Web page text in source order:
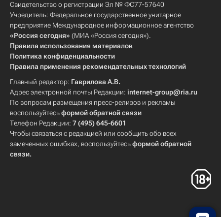
Свидетельство о регистрации Эл № ФС77-57640
Учредитель: Федеральное государственное унитарное
предприятие Международное информационное агентство
«Россия сегодня» (МИА «Россия сегодня»).
Правила использования материалов
Политика конфиденциальности
Правила применения рекомендательных технологий
Главный редактор: Гаврилова А.В.
Адрес электронной почты Редакции: internet-group@ria.ru
По вопросам размещения пресс-релизов и рекламы
воспользуйтесьформой обратной связи
Телефон Редакции: 7 (495) 645-6601
Чтобы связаться с редакцией или сообщить обо всех
замеченных ошибках, воспользуйтесьформой обратной
связи.